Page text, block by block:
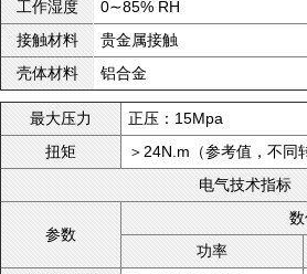
工作湿度 0∼85% RH
接触材料 贵金属接触
壳体材料 铝合金
最大压力 正压：15Mpa
扭矩 ＞24N.m（参考值，不同
电气技术指标
参数
数
功率